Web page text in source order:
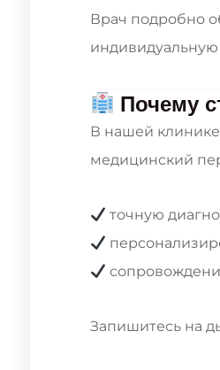
Врач подробно
Почему
В нашей
медицинский
точную
Запишитесь на